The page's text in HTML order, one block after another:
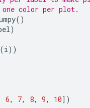
color per plot.
()
)
(i))
6, 7, 8, 9, 10])